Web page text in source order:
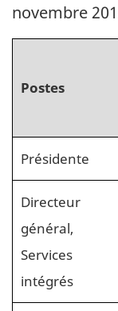
novembre
Postes
Présidente
Directeur
général,
Services
intégrés